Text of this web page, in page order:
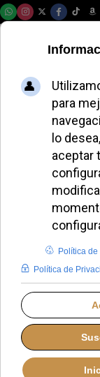
Haz
para
REDACCIÓN